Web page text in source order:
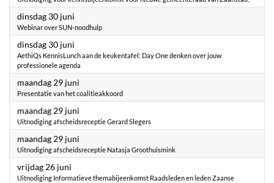
dinsdag 30 juni
Webinar over SUN-noodhulp
dinsdag 30 juni
AethiQs KennisLunch aan de keukentafel: Day One denken over jouw
professionele agenda
maandag 29 juni
Presentatie van het coalitieakkoord
maandag 29 juni
Uitnodiging afscheidsreceptie Gerard Slegers
maandag 29 juni
Uitnodiging afscheidsreceptie Natasja Groothuismink
vrijdag 26 juni
Uitnodiging Informatieve themabijeenkomst Raadsleden en leden Zaanse